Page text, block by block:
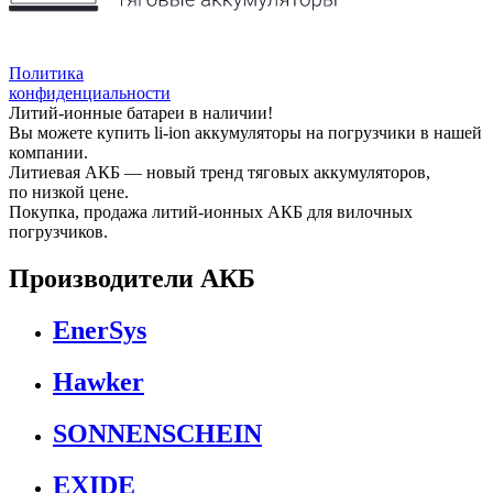
Политика
конфиденциальности
Литий-ионные батареи в наличии!
Вы можете купить li-ion аккумуляторы на погрузчики в нашей
компании.
Литиевая АКБ — новый тренд тяговых аккумуляторов,
по низкой цене.
Покупка, продажа литий-ионных АКБ для вилочных
погрузчиков.
Производители АКБ
EnerSys
Hawker
SONNENSCHEIN
EXIDE